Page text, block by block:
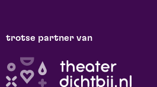
trotse partner van